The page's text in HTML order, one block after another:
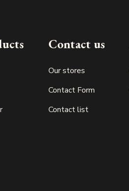
Contact us
Our stores
Contact Form
Contact list